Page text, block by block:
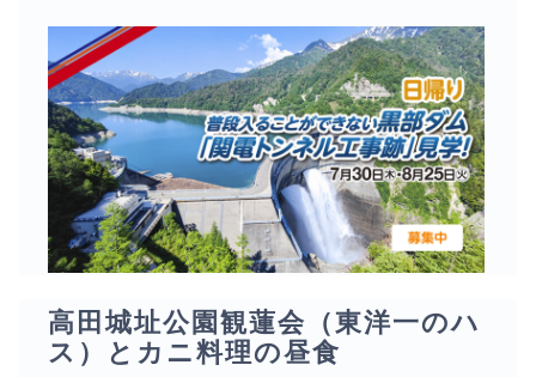
高田城址公園観蓮会（東洋一のハ
ス）とカニ料理の昼食